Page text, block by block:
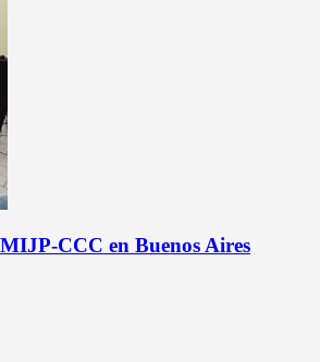
CCC en Buenos Aires